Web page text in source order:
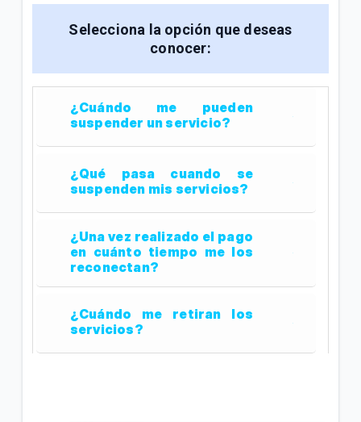
Selecciona la opción que deseas
conocer:
¿Cuándo me pueden
suspender un servicio?
¿Qué pasa cuando se
suspenden mis servicios?
¿Una vez realizado el pago
en cuánto tiempo me los
reconectan?
¿Cuándo me retiran los
servicios?